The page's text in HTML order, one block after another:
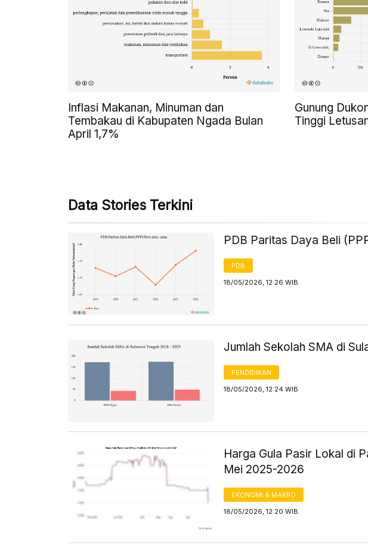
Inflasi Makanan, Minuman dan
Tembakau di Kabupaten Ngada Bulan
April 1,7%
Gunung
Tinggi
Data Stories Terkini
PDB Paritas Daya Beli
PDB
18/05/2026, 12:26 WIB
Jumlah Sekolah SMA di
PENDIDIKAN
18/05/2026, 12:24 WIB
Harga Gula Pasir Lokal di
Mei 2025-2026
EKONOMI & MAKRO
18/05/2026, 12:20 WIB